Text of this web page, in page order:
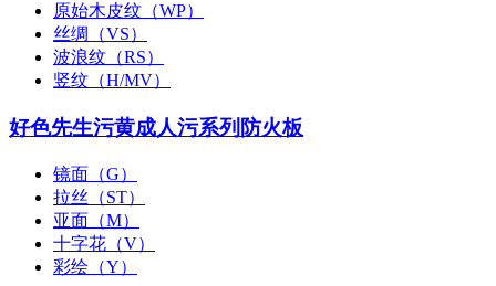
原始木皮纹（WP）
丝绸（VS）
波浪纹（RS）
竖纹（H/MV）
好色先生污黄成人污系列防火板
镜面（G）
拉丝（ST）
亚面（M）
十字花（V）
彩绘（Y）